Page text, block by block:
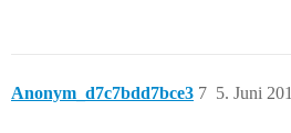
Anonym_d7c7bdd7bce3 5. Juni
7